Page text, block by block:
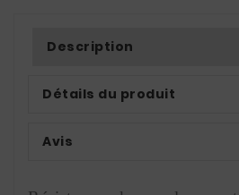
Description
Détails du produit
Avis